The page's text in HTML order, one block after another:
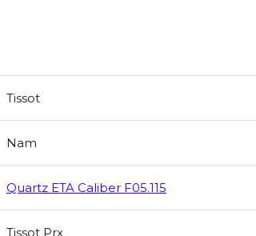
Tissot
Nam
Quartz ETA Caliber F05.115
Tissot Prx